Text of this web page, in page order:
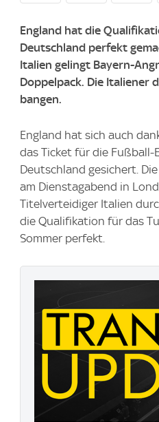
England hat die
Deutschland perfekt
Italien gelingt Bayern-
Doppelpack. Die Italiener
bangen.
England hat sich auch
das Ticket für die
Deutschland gesichert.
am Dienstagabend in
Titelverteidiger Italien
die Qualifikation für das
Sommer perfekt.